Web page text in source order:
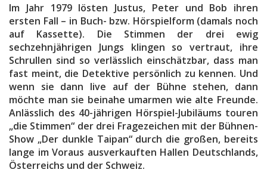
Im Jahr 1979 lösten Justus, Peter und Bob ihren
ersten Fall – in Buch- bzw. Hörspielform (damals noch
auf Kassette). Die Stimmen der drei ewig
sechzehnjährigen Jungs klingen so vertraut, ihre
Schrullen sind so verlässlich einschätzbar, dass man
fast meint, die Detektive persönlich zu kennen. Und
wenn sie dann live auf der Bühne stehen, dann
möchte man sie beinahe umarmen wie alte Freunde.
Anlässlich des 40-jährigen Hörspiel-Jubiläums touren
„die Stimmen“ der drei Fragezeichen mit der Bühnen-
Show „Der dunkle Taipan“ durch die großen, bereits
lange im Voraus ausverkauften Hallen Deutschlands,
Österreichs und der Schweiz.